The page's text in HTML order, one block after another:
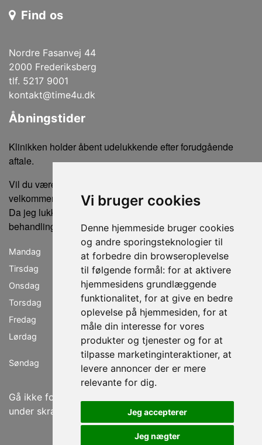
Vi bruger cookies
Denne hjemmeside bruger cookies
og andre sporingsteknologier til
at forbedre din browseroplevelse
til følgende formål: for at aktivere
hjemmesidens grundlæggende
funktionalitet, for at give en bedre
oplevelse på hjemmesiden, for at
måle din interesse for vores
produkter og tjenester og for at
tilpasse marketinginteraktioner, at
levere annoncer der er mere
relevante for dig.
Jeg accepterer
Jeg nægter
Find os
Nordre Fasanvej 44
2000 Frederiksberg
tlf. 5217 9001
kontakt@time4u.dk
Åbningstider
Klinikken holder åbent udelukkende efter forudgående
aftale.
Vil du være sikker på ikke at gå forgæves, er du altid
velkommen til at ringe eller sende en sms for tidsbestilling.
Da jeg lukker klinikken, når der ikke er bookede
behandlinger, kan der ikke købes produkter uden en aftale.
Mandag
lukket
Tirsdag
11.00 - 19.00
Onsdag
09.00 - 18.00
Torsdag
11.00 - 19.00
Fredag
09.00 - 18.00
Lørdag
09.00 - 15.00
Søndag
Gå ikke forgæves book produkttjek for produktkøb
under skræddersyet ansigtsbehandlinger